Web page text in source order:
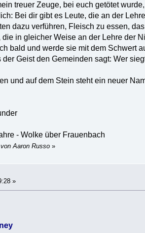
treuer Zeuge, bei euch getötet
Bei dir gibt es Leute, die an der
dazu verführen, Fleisch zu essen,
in gleicher Weise an der Lehre der
bald und werde sie mit dem Schwert
Geist den Gemeinden sagt: Wer
und auf dem Stein steht ein neuer
- Wolke über Frauenbach
Aaron Russo »
»